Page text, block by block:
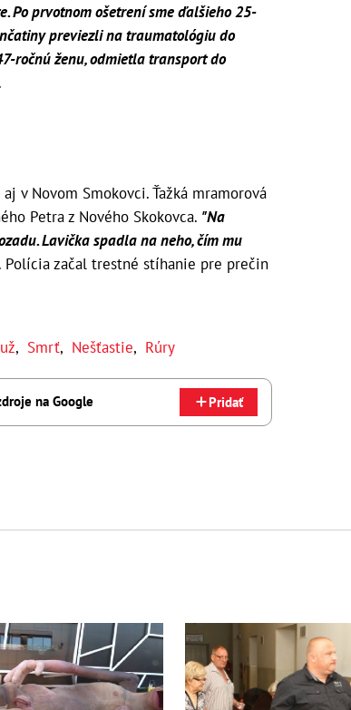
Po prvotnom ošetrení sme ďalšieho 25-
previezli na traumatológiu do
ročnú ženu, odmietla transport do
v Novom Smokovci. Ťažká mramorová
Petra z Nového Skokovca. "Na
Lavička spadla na neho, čím mu
Polícia začal trestné stíhanie pre prečin
, Smrť, Nešťastie, Rúry
na Google Pridať